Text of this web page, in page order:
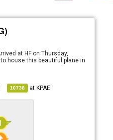
at HF on Thursday,
house this beautiful plane in
10738 atKPAE